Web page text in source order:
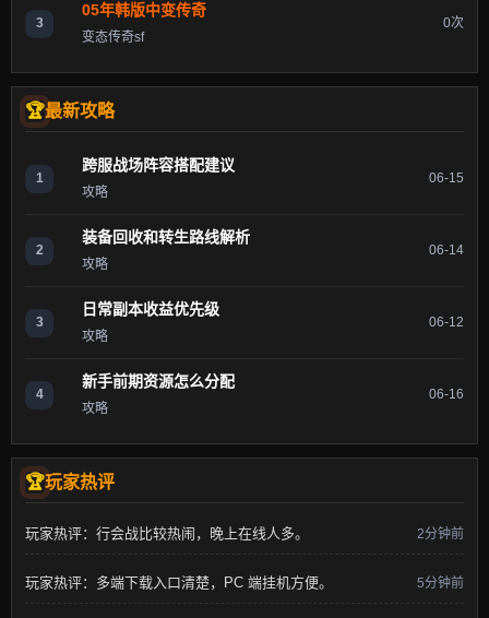
3
05年韩版中变传奇
变态传奇sf
0次
最新攻略
1
跨服战场阵容搭配建议
攻略
06-15
2
装备回收和转生路线解析
攻略
06-14
3
日常副本收益优先级
攻略
06-12
4
新手前期资源怎么分配
攻略
06-16
玩家热评
玩家热评：行会战比较热闹，晚上在线人多。 2分钟前
玩家热评：多端下载入口清楚，PC 端挂机方便。 5分钟前